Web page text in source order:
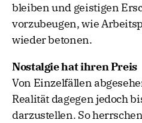
bleiben und geistigen
vorzubeugen, wie
wieder betonen.
Nostalgie hat ihren Preis
Von Einzelfällen
Realität dagegen jedoch
darzustellen. So